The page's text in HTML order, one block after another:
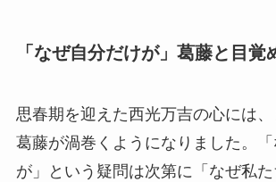
「なぜ自分だけが」葛藤と目覚
思春期を迎えた西光万吉の心には
葛藤が渦巻くようになりました。
が」という疑問は次第に「なぜ私